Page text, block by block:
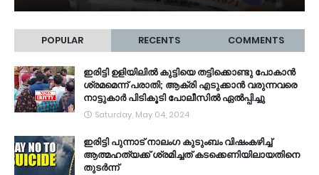
POPULAR RECENTS COMMENTS
ഇരിട്ടി ഉളിയിലിൽ കുട്ടിയെ തട്ടിക്കൊണ്ടു പോകാൻ
ശ്രമമെന്ന് പരാതി; ആക്രി എടുക്കാൻ വരുന്നവരെ
നാട്ടുകാർ പിടികൂടി പോലീസിൽ ഏൽപ്പിച്ചു
Saturday, May 04, 2024
ഇരിട്ടി പുന്നാട് നാലംഗ കുടുംബം വിഷംകഴിച്ച്‌
ആത്മഹത്യക്ക് ശ്രമിച്ചത് കടക്കെണിയിലായതിനെ
തുടർന്ന്